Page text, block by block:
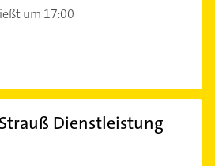
um 17:00
Dienstleistung